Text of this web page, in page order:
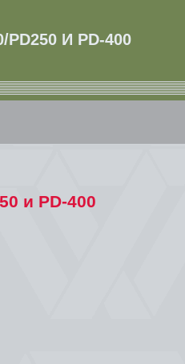
И PD-400
и PD-400